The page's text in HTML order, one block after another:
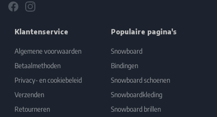
FacebookInstagram
Klantenservice
Algemene voorwaarden
Betaalmethoden
Privacy- en cookiebeleid
Verzenden
Retourneren
Populaire pagina's
Snowboard
Bindingen
Snowboard schoenen
Snowboardkleding
Snowboard brillen